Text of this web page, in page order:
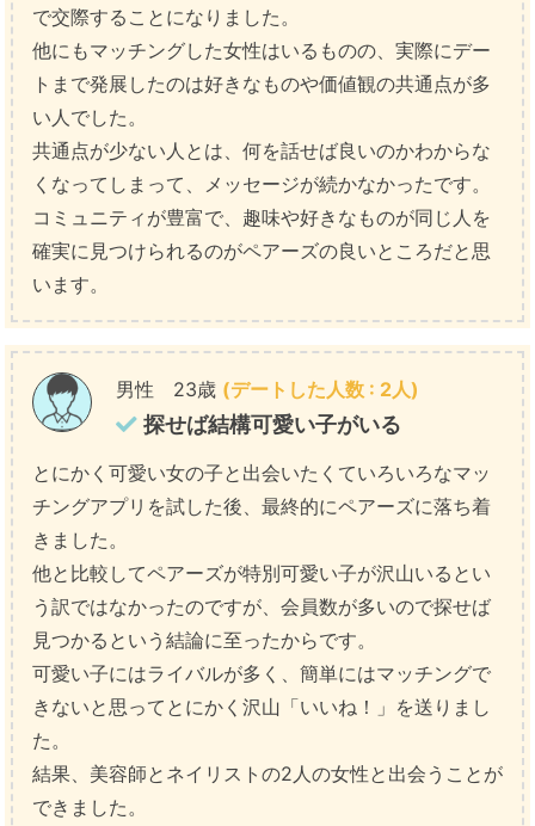
で交際することになりました。
他にもマッチングした女性はいるものの、実際にデー
トまで発展したのは好きなものや価値観の共通点が多
い人でした。
共通点が少ない人とは、何を話せば良いのかわからな
くなってしまって、メッセージが続かなかったです。
コミュニティが豊富で、趣味や好きなものが同じ人を
確実に見つけられるのがペアーズの良いところだと思
います。
男性 23歳 (デートした人数 : 2人)
探せば結構可愛い子がいる
とにかく可愛い女の子と出会いたくていろいろなマッ
チングアプリを試した後、最終的にペアーズに落ち着
きました。
他と比較してペアーズが特別可愛い子が沢山いるとい
う訳ではなかったのですが、会員数が多いので探せば
見つかるという結論に至ったからです。
可愛い子にはライバルが多く、簡単にはマッチングで
きないと思ってとにかく沢山「いいね！」を送りまし
た。
結果、美容師とネイリストの2人の女性と出会うことが
できました。